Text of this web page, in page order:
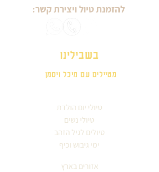
להזמנת טיול ויצירת קשר:
בשבילינו
מטיילים עם מיכל ויסמן
טיולי יום הולדת
טיולי נשים
טיולים לגיל הזהב
ימי גיבוש וכיף
אזורים בארץ